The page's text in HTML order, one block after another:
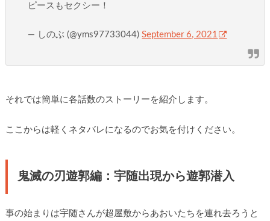
ピースもセクシー！
— しのぶ (@yms97733044)September 6, 2021
それでは簡単に各話数のストーリーを紹介します。
ここからは軽くネタバレになるのでお気を付けください。
鬼滅の刃遊郭編：宇随出現から遊郭潜入
事の始まりは宇随さんが超屋敷からあおいたちを連れ去ろうと